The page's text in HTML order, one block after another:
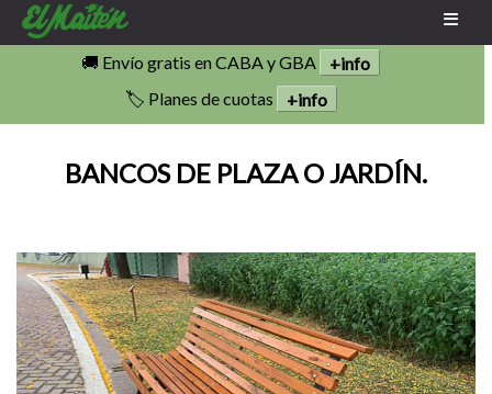
🚚 Envío gratis en CABA y GBA
+info
🏷️ Planes de cuotas
+info
BANCOS DE PLAZA O JARDÍN.